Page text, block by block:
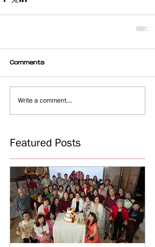
Comments
Write a comment...
Featured Posts